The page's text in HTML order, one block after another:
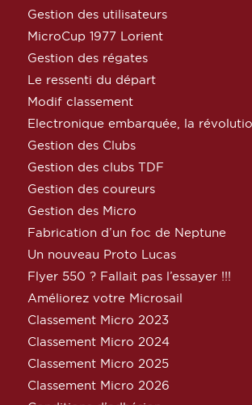
Gestion des utilisateurs
MicroCup 1977 Lorient
Gestion des régates
Le ressenti du départ
Modif classement
Electronique embarquée, la
Gestion des Clubs
Gestion des clubs TDF
Gestion des coureurs
Gestion des Micro
Fabrication d’un foc de Neptune
Un nouveau Proto Lucas
Flyer 550 ? Fallait pas l’essayer !!!
Améliorez votre Microsail
Classement Micro 2023
Classement Micro 2024
Classement Micro 2025
Classement Micro 2026